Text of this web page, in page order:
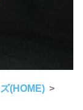
(HOME)